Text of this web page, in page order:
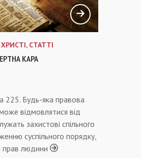
, СТАТТІ
КАРА
225. Будь-яка правова
відмовлятися від
захистові спільного
суспільного порядку,
людини